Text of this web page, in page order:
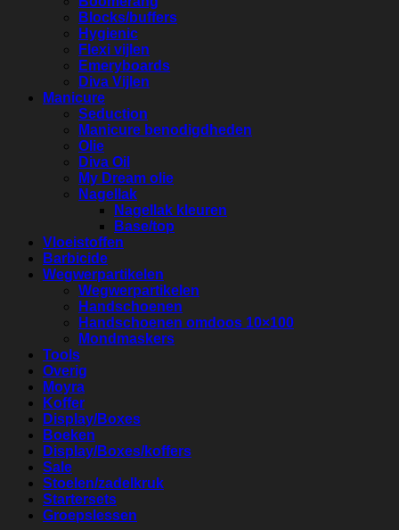
Blocks/buffers
Hygienic
Flexi vijlen
Emeryboards
Diva Vijlen
Manicure
Seduction
Manicure benodigdheden
Olie
Diva Oil
My Dream olie
Nagellak
Nagellak kleuren
Base/top
Vloeistoffen
Barbicide
Wegwerpartikelen
Wegwerpartikelen
Handschoenen
Handschoenen omdoos 10×100
Mondmaskers
Tools
Overig
Moyra
Koffer
Display/Boxes
Boeken
Display/Boxes/koffers
Sale
Stoelen/zadelkruk
Startersets
Groepslessen